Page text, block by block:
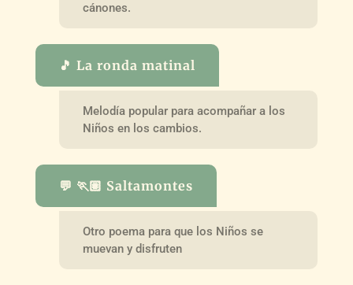
cánones.
🎵 La ronda matinal
Melodía popular para acompañar a los
Niños en los cambios.
💬 🏃🏽 Saltamontes
Otro poema para que los Niños se
muevan y disfruten